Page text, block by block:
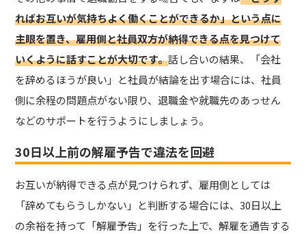
ればお互いが気持ちよく働くことができるか」という点に
主眼を置き、雇用側と社員双方が納得できる点を見つけて
いくように話すことが大切です。話し合いの結果、「会社
を辞めるほうが良い」と社員が結論を出す場合には、社員
側に余程の問題点がない限り、退職金や就職先のあっせん
などのサポートを行うようにしましょう。
30日以上前の解雇予告で違法を回避
お互いが納得できる点が見つけられず、雇用側としては
「辞めてもらうしかない」と判断する場合には、30日以上
の余裕を持って「解雇予告」を行った上で、解雇を通告する